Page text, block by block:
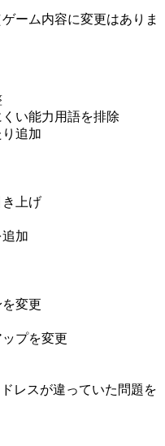
ーム内容に変更はありま
い能力用語を排除
追加
き上げ
加
変更
プを変更
ドレスが違っていた問題を